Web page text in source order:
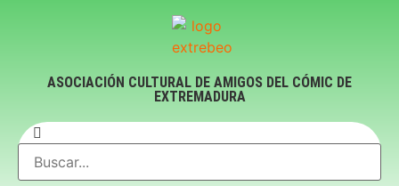
ASOCIACIÓN CULTURAL DE AMIGOS DEL CÓMIC DE
EXTREMADURA